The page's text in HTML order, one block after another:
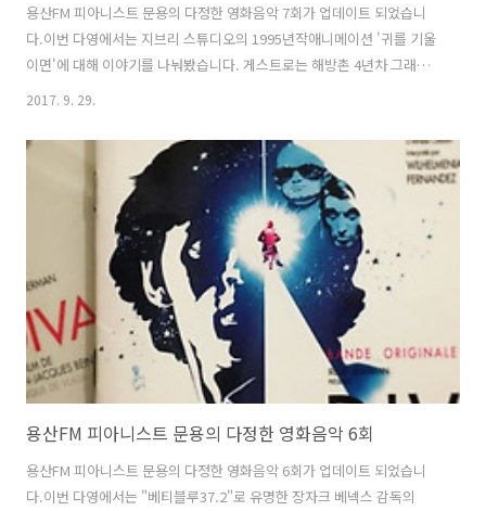
용산FM 피아니스트 문용의 다정한 영화음악 7회가 업데이트 되었습니
다.이번 다영에서는 지브리 스튜디오의 1995년작애니메이션 '귀를 기울
이면'에 대해 이야기를 나눠봤습니다. 게스트로는 해방촌 4년차 그래픽
고로, '야쿠르트 아줌마 변천사'로 유명하신 그 분이시고,과거 폭스바겐
X 윤경환 프로젝트에 저를 음악으로 참여시키신 그 분이십니다.[관련 글
http://moonyong.com/6209 그럼 용산FM 피아니스트 문용의 다정한
영화음악 7회를 들어보시기 바랍니다. 팟티:
https://www.podty.me/episode/14229917팟빵: http://ww..
2017. 9. 29.
용산FM 피아니스트 문용의 다정한 영화음악 6회
용산FM 피아니스트 문용의 다정한 영화음악 6회가 업데이트 되었습니
다.이번 다영에서는 "베티블루37.2"로 유명한 장자크 베넥스 감독의